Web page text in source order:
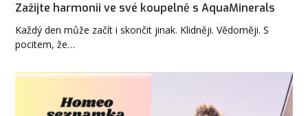
Zažijte harmonii ve své koupelně s AquaMinerals
Každý den může začít i skončit jinak. Klidněji. Vědoměji. S
pocitem, že…